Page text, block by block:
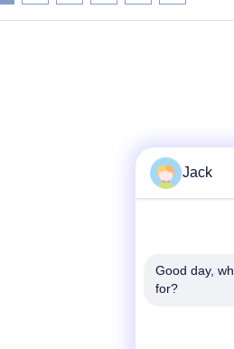
Jack
Good day,
for?